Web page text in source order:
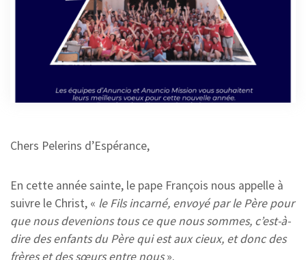
Chers Pelerins d’Espérance,
En cette année sainte, le pape François nous appelle à
suivre le Christ, « le Fils incarné, envoyé par le Père pour
que nous devenions tous ce que nous sommes, c’est-à-
dire des enfants du Père qui est aux cieux, et donc des
frères et des sœurs entre nous».